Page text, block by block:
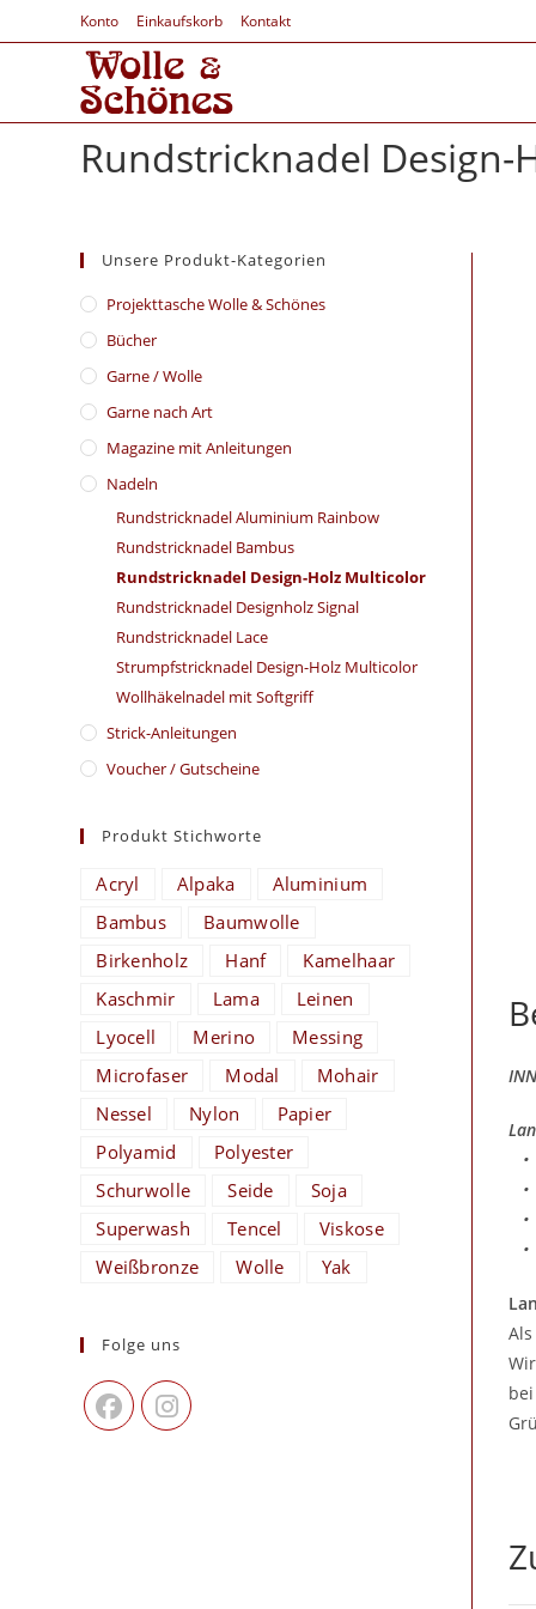
Konto Einkaufskorb Kontakt
Rundstricknadel
•
•
•
•
Unsere Produkt-Kategorien
​Projekttasche Wolle & Schönes
Bücher
Garne / Wolle
Garne nach Art
Magazine mit Anleitungen
Nadeln
Rundstricknadel Aluminium Rainbow
Rundstricknadel Bambus
Rundstricknadel Design-Holz Multicolor
Rundstricknadel Designholz Signal
Rundstricknadel Lace
Strumpfstricknadel Design-Holz Multicolor
Wollhäkelnadel mit Softgriff
Strick-Anleitungen
Voucher / Gutscheine
Produkt Stichworte
Acryl Alpaka
Aluminium
Bambus
Baumwolle
Birkenholz
Hanf
Kamelhaar
Kaschmir
Lama
Leinen
Lyocell
Merino
Messing
Microfaser
Modal
Mohair
Nessel
Nylon
Papier
Polyamid
Polyester
Schurwolle
Seide
Soja
Superwash
Tencel
Viskose
Weißbronze
Wolle Yak
Folge uns